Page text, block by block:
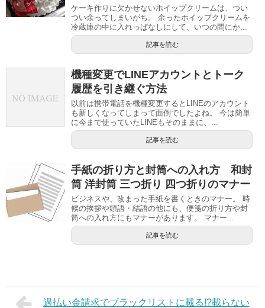
ケーキ作りに欠かせないホイップクリームは、つい
つい余ってしまいがち。 余ったホイップクリームを
冷蔵庫の中に入れっぱなしにして、いつの間にか...
記事を読む
機種変更でLINEアカウントとトーク
履歴を引き継ぐ方法
以前は携帯電話を機種変更するとLINEのアカウント
も新しくなってしまって面倒でしたよね。 今は簡単
に今まで使っていたLINEもそのままに、...
記事を読む
手紙の折り方と封筒への入れ方 和封
筒 洋封筒 三つ折り 四つ折りのマナー
ビジネスや、改まった手紙を書くときのマナー。 時
候の挨拶や頭語・結語の他にも、便箋の折り方や封
筒への入れ方にもマナーがあります。 マナー...
記事を読む
過払い金請求でブラックリストに載る!?載らない